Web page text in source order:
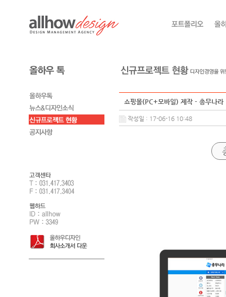
쇼핑몰(PC+모바일) 제작 - 총무나라
작성일 : 17-06-16 10:48